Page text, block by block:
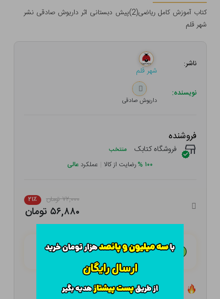
کتاب آموزش کامل ریاضی(2)پیش دبستانی اثر داریوش صادقی نشر
شهر قلم
ناشر:
شهر قلم
نویسنده:
داریوش صادقی
فروشنده
فروشگاه کتابک منتخب
۱۰۰ %رضایت از کالا | عملکرد عالی
۷۲,۰۰۰ تومان ۲۱٪
۵۶,۸۸۰ تومان
هـر قسط با تــرب‌پــی:۱۴,۲۲۰ تومان